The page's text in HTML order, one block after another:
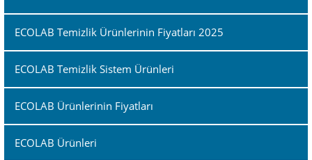
ECOLAB Temizlik Ürünlerinin Fiyatları 2025
ECOLAB Temizlik Sistem Ürünleri
ECOLAB Ürünlerinin Fiyatları
ECOLAB Ürünleri